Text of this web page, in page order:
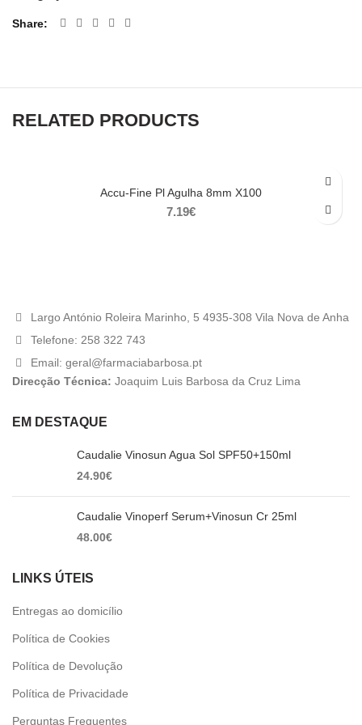
Share
RELATED PRODUCTS
Accu-Fine Pl Agulha 8mm X100
7.19€
Largo António Roleira Marinho, 5 4935-308 Vila Nova de Anha
Telefone: 258 322 743
Email: geral@farmaciabarbosa.pt
Direcção Técnica: Joaquim Luis Barbosa da Cruz Lima
EM DESTAQUE
Caudalie Vinosun Agua Sol SPF50+150ml
24.90€
Caudalie Vinoperf Serum+Vinosun Cr 25ml
48.00€
LINKS ÚTEIS
Entregas ao domicílio
Política de Cookies
Política de Devolução
Política de Privacidade
Perguntas Frequentes